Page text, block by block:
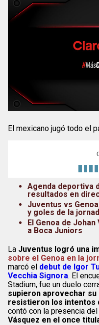
El mexicano jugó todo el
Agenda deportiva
resultados en
Juventus vs
y goles de la
El Genoa de
a Boca Juniors
La Juventus logró una
sobre el Genoa en la
marcó el debut de Igor
Vecchia Signora. El
Stadium, fue un duelo
supieron aprovechar
resistieron los intentos
contó con la presencia
Vásquez en el once